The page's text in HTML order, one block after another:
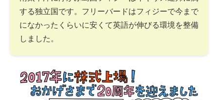
する独立国です。フリーバードはフィジーで今まで
になかったくらいに安くて英語が伸びる環境を整備
しました。